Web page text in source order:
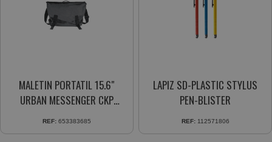
MALETIN PORTATIL 15.6"
URBAN MESSENGER CKP
LB310
REF: 653383685
LAPIZ SD-PLASTIC STYLUS
PEN-BLISTER
REF: 112571806